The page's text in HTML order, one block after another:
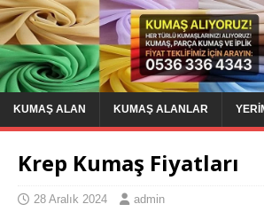
KUMAŞ ALAN KUMAŞ ALANLAR
Krep Kumaş Fiyatları
28 Aralık 2024 admin